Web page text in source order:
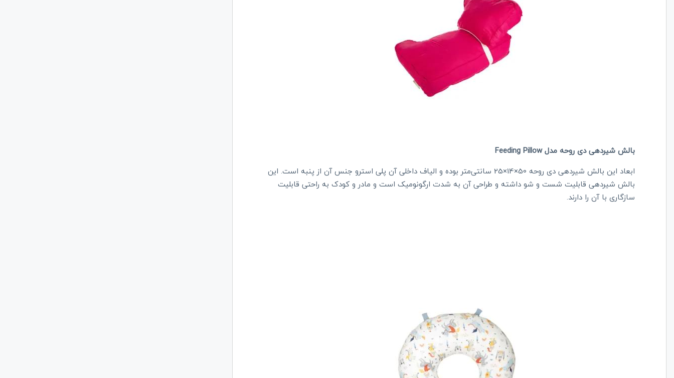
بالش شیردهی دی روحه مدل Feeding Pillow
ابعاد این بالش شیردهی دی روحه 50×14×25 سانتی‌متر بوده و الیاف داخلی آن پلی استرو جنس آن از پنبه است. این
بالش شیردهی قابلیت شست و شو داشته و طراحی آن به شدت ارگونومیک است و مادر و کودک به راحتی قابلیت
سازگاری با آن را دارند.